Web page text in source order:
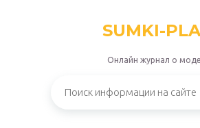
SUMKI-
Онлайн журнал о моде